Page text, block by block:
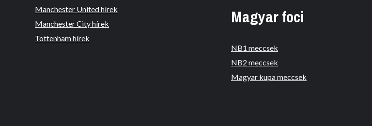
Manchester United hírek
Manchester City hírek
Tottenham hírek
Magyar foci
NB1 meccsek
NB2 meccsek
Magyar kupa meccsek